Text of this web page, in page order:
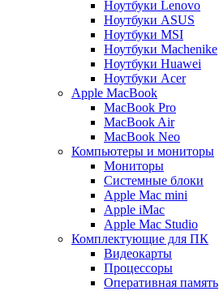
Ноутбуки Lenovo
Ноутбуки ASUS
Ноутбуки MSI
Ноутбуки Machenike
Ноутбуки Huawei
Ноутбуки Acer
Apple MacBook
MacBook Pro
MacBook Air
MacBook Neo
Компьютеры и мониторы
Мониторы
Системные блоки
Apple Mac mini
Apple iMac
Apple Mac Studio
Комплектующие для ПК
Видеокарты
Процессоры
Оперативная память